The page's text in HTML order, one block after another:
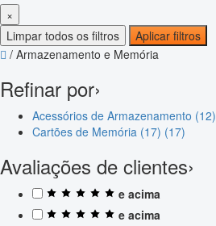
×
Limpar todos os filtros
Aplicar filtros
/ Armazenamento e Memória
Refinar por›
Acessórios de Armazenamento (12)
Cartões de Memória (17) (17)
Avaliações de clientes›
e acima
e acima